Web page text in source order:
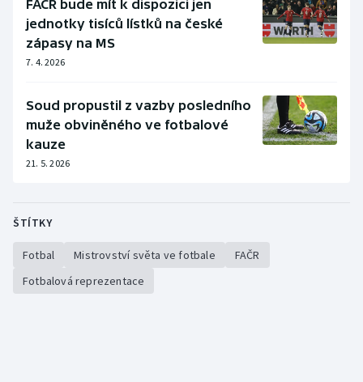
FAČR bude mít k dispozici jen
jednotky tisíců lístků na české
zápasy na MS
7. 4. 2026
Soud propustil z vazby posledního
muže obviněného ve fotbalové
kauze
21. 5. 2026
ŠTÍTKY
Fotbal Mistrovství světa ve fotbale
FAČR
Fotbalová reprezentace